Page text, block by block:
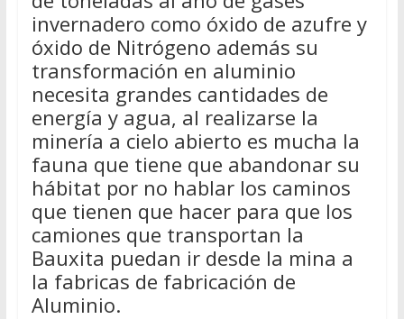
invernadero como óxido de azufre y
óxido de Nitrógeno además su
transformación en aluminio
necesita grandes cantidades de
energía y agua, al realizarse la
minería a cielo abierto es mucha la
fauna que tiene que abandonar su
hábitat por no hablar los caminos
que tienen que hacer para que los
camiones que transportan la
Bauxita puedan ir desde la mina a
la fabricas de fabricación de
Aluminio.